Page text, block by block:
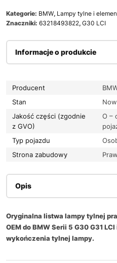
Kategorie: BMW, Lampy tylne i
Znaczniki: 63218493822, G30 LCI
Informacje o produkcie
Producent
Stan
Jakość części (zgodnie
z GVO)
O –
Typ pojazdu
Strona zabudowy
Opis
Oryginalna listwa lampy tylnej
OEM do BMW Serii 5 G30 G31
wykończenia tylnej lampy.